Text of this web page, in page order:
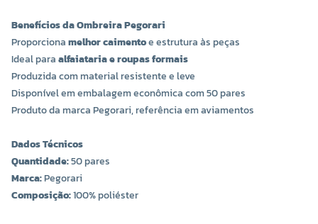
Benefícios da Ombreira Pegorari
Proporcionamelhor caimentoe estrutura às peças
Ideal paraalfaiataria e roupas formais
Produzida com material resistente e leve
Disponível em embalagem econômica com 50 pares
Produto da marca Pegorari, referência em aviamentos
Dados Técnicos
Quantidade:50 pares
Marca:Pegorari
Composição:100% poliéster